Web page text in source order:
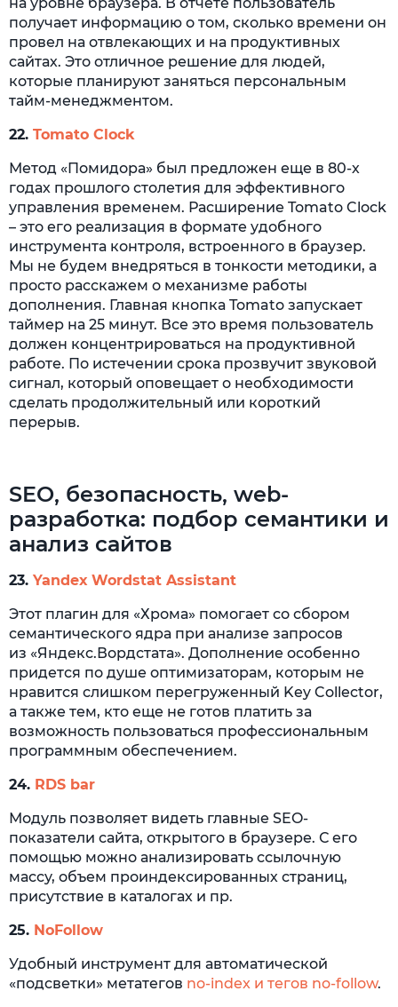
получает информацию о том, сколько времени он
провел на отвлекающих и на продуктивных
сайтах. Это отличное решение для людей,
которые планируют заняться персональным
тайм-менеджментом.
22. Tomato Clock
Метод «Помидора» был предложен еще в 80-х
годах прошлого столетия для эффективного
управления временем. Расширение Tomato Clock
– это его реализация в формате удобного
инструмента контроля, встроенного в браузер.
Мы не будем внедряться в тонкости методики, а
просто расскажем о механизме работы
дополнения. Главная кнопка Tomato запускает
таймер на 25 минут. Все это время пользователь
должен концентрироваться на продуктивной
работе. По истечении срока прозвучит звуковой
сигнал, который оповещает о необходимости
сделать продолжительный или короткий
перерыв.
SEO, безопасность, web-
разработка: подбор семантики и
анализ сайтов
23. Yandex Wordstat Assistant
Этот плагин для «Хрома» помогает со сбором
семантического ядра при анализе запросов
из «Яндекс.Вордстата». Дополнение особенно
придется по душе оптимизаторам, которым не
нравится слишком перегруженный Key Collector,
а также тем, кто еще не готов платить за
возможность пользоваться профессиональным
программным обеспечением.
24. RDS bar
Модуль позволяет видеть главные SEO-
показатели сайта, открытого в браузере. С его
помощью можно анализировать ссылочную
массу, объем проиндексированных страниц,
присутствие в каталогах и пр.
25. NoFollow
Удобный инструмент для автоматической
«подсветки» метатегов no-index и тегов no-follow.